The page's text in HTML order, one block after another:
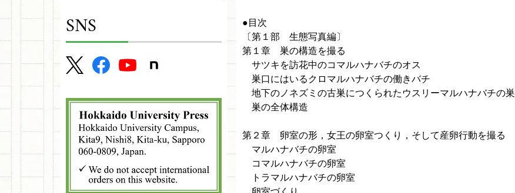
●目次
〔第１部 生態写真編〕
第１章 巣の構造を撮る
サツキを訪花中のコマルハナバチのオス
巣口にはいるクロマルハナバチの働きバチ
地下のノネズミの古巣につくられたウスリーマルハナバチの巣
巣の全体構造
第２章 卵室の形，女王の卵室つくり，そして産卵行動を撮る
マルハナバチの卵室
コマルハナバチの卵室
トラマルハナバチの卵室
SNS